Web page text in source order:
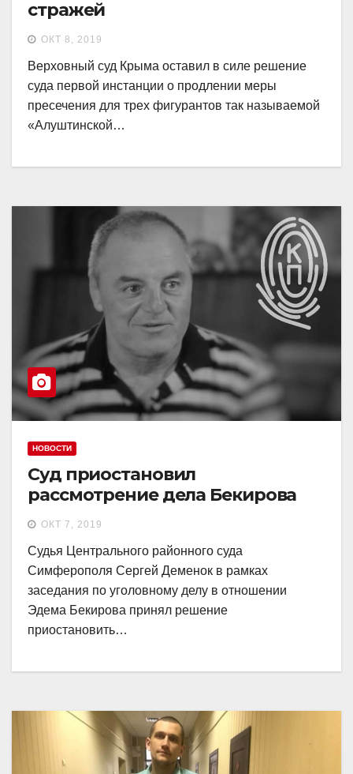
стражей
ОКТ 8, 2019
Верховный суд Крыма оставил в силе решение
суда первой инстанции о продлении меры
пресечения для трех фигурантов так называемой
«Алуштинской…
НОВОСТИ
Суд приостановил
рассмотрение дела Бекирова
ОКТ 7, 2019
Судья Центрального районного суда
Симферополя Сергей Деменок в рамках
заседания по уголовному делу в отношении
Эдема Бекирова принял решение
приостановить…